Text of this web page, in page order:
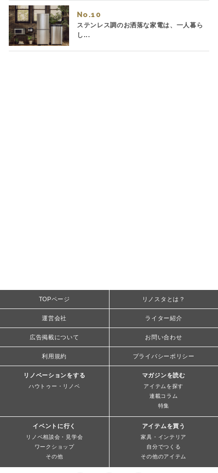
No.
ステンレス調のお洒落な家電は、一人暮ら
し...
TOPページ リノスタとは？
運営会社 ライター紹介
広告掲載について お問い合わせ
利用規約 プライバシーポリシー
リノベーションをする
ハウトゥー・リノベ
マガジンを読む
アイテムを探す
連載コラム
特集
イベントに行く
リノベ相談会・見学会
ワークショップ
その他
アイテムを買う
家具・インテリア
自分でつくる
その他のアイテム